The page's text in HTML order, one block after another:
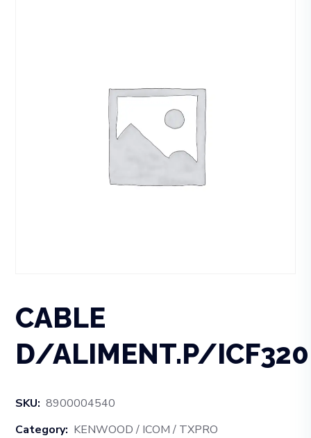
CABLE
D/ALIMENT.P/ICF320
SKU: 8900004540
Category: KENWOOD / ICOM / TXPRO